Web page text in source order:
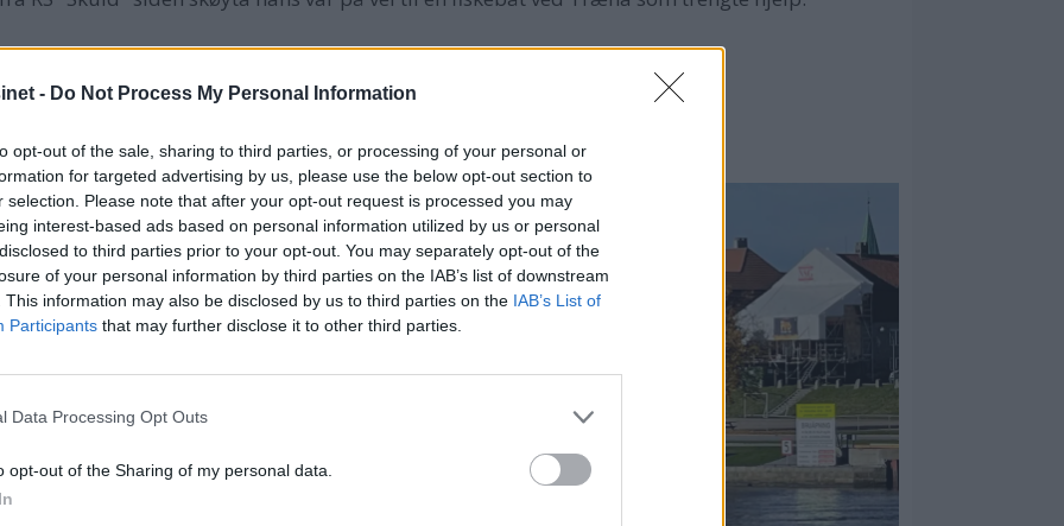
- Do Not Process My Personal Information
opt-out of the sale, sharing to third parties, or processing of your personal or
for targeted advertising by us, please use the below opt-out section to
selection. Please note that after your opt-out request is processed you may
interest-based ads based on personal information utilized by us or personal
to third parties prior to your opt-out. You may separately opt-out of the
of your personal information by third parties on the IAB’s list of downstream
This information may also be disclosed by us to third parties on the IAB’s List of
Participants that may further disclose it to other third parties.
Data Processing Opt Outs
opt-out of the Sharing of my personal data.
ALLERBM UTGAVE NR 3 2002 VESTFJORDEN